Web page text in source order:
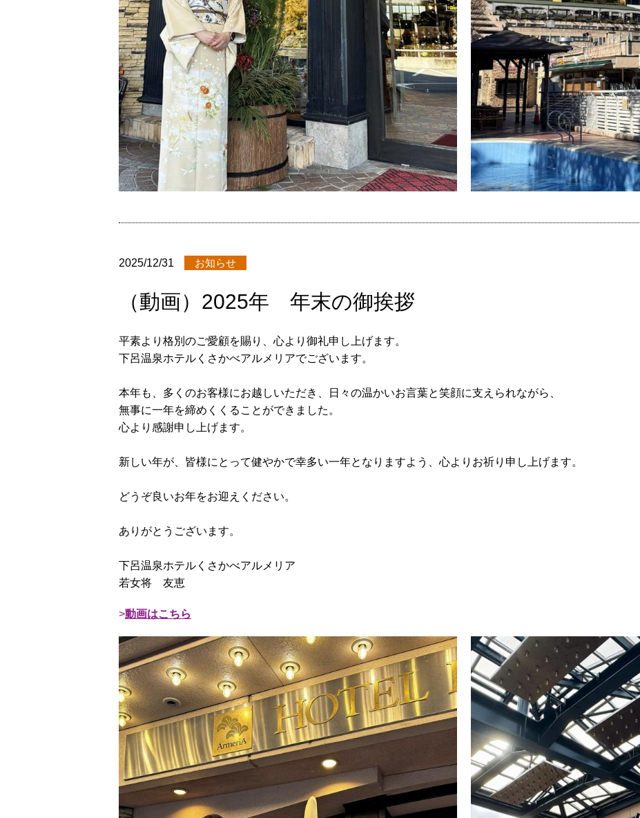
2025/12/31 お知らせ
（動画）2025年 年末の御挨拶
平素より格別のご愛顧を賜り、心より御礼申し上げます。
下呂温泉ホテルくさかべアルメリアでございます。
本年も、多くのお客様にお越しいただき、日々の温かいお言葉と笑顔に支えられながら、
無事に一年を締めくくることができました。
心より感謝申し上げます。
新しい年が、皆様にとって健やかで幸多い一年となりますよう、心よりお祈り申し上げます。
どうぞ良いお年をお迎えください。
ありがとうございます。
下呂温泉ホテルくさかべアルメリア
若女将 友恵
動画はこちら